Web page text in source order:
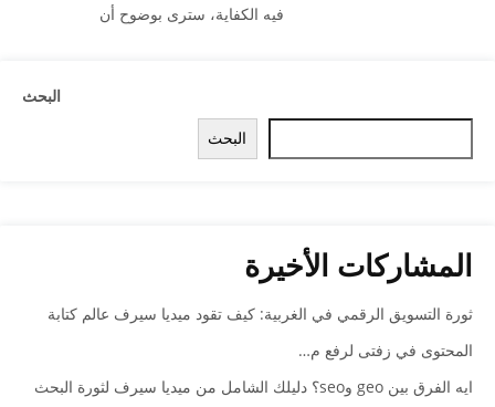
فيه الكفاية، سترى بوضوح أن
البحث
البحث
المشاركات الأخيرة
ثورة التسويق الرقمي في الغربية: كيف تقود ميديا سيرف عالم كتابة
المحتوى في زفتى لرفع م…
ايه الفرق بين geo وseo؟ دليلك الشامل من ميديا سيرف لثورة البحث